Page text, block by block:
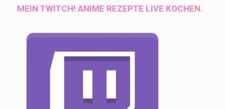
MEIN TWITCH! ANIME REZEPTE LIVE KOCHEN.